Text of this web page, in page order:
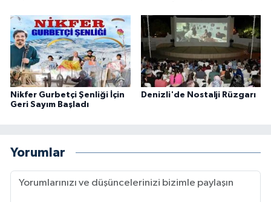
Nikfer Gurbetçi Şenliği İçin
Geri Sayım Başladı
Denizli'de Nostalji Rüzgarı
Yorumlar